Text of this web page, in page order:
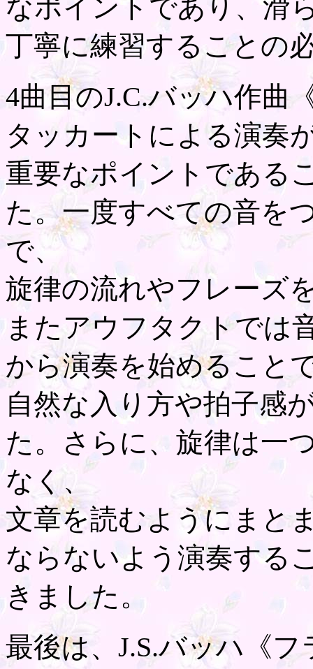
なポイントであり、滑
丁寧に練習することの
4曲目のJ.C.バッハ作曲
タッカートによる演奏
重要なポイントである
た。一度すべての音を
で、
旋律の流れやフレーズ
またアウフタクトでは
から演奏を始めること
自然な入り方や拍子感
た。さらに、旋律は一
なく、
文章を読むようにまと
ならないよう演奏する
きました。
最後は、J.S.バッハ《